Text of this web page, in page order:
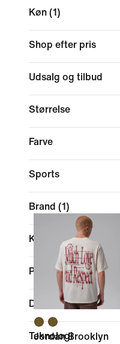
Køn (1)
Shop efter pris
Udsalg og tilbud
Størrelse
Farve
Sports
Brand (1)
Kollektioner
Pasform
Detaljer
Teknologi
Jordan Brooklyn